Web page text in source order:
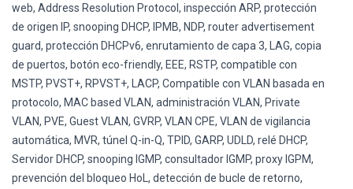
web, Address Resolution Protocol, inspección ARP, protección
de origen IP, snooping DHCP, IPMB, NDP, router advertisement
guard, protección DHCPv6, enrutamiento de capa 3, LAG, copia
de puertos, botón eco-friendly, EEE, RSTP, compatible con
MSTP, PVST+, RPVST+, LACP, Compatible con VLAN basada en
protocolo, MAC based VLAN, administración VLAN, Private
VLAN, PVE, Guest VLAN, GVRP, VLAN CPE, VLAN de vigilancia
automática, MVR, túnel Q-in-Q, TPID, GARP, UDLD, relé DHCP,
Servidor DHCP, snooping IGMP, consultador IGMP, proxy IGPM,
prevención del bloqueo HoL, detección de bucle de retorno,